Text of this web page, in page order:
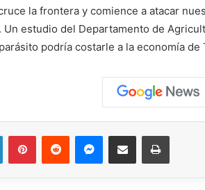
la frontera y comience a atacar
Un estudio del Departamento de
podría costarle a la economía de
LinkedInPinterestReddit MessengerCompartir vía correo electrónicoImprimir